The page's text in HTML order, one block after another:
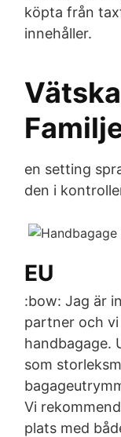
köpta från
innehåller.
en setting
den i
EU
:bow: Jag är
partner och
handbagage.
som
Vi
plats med